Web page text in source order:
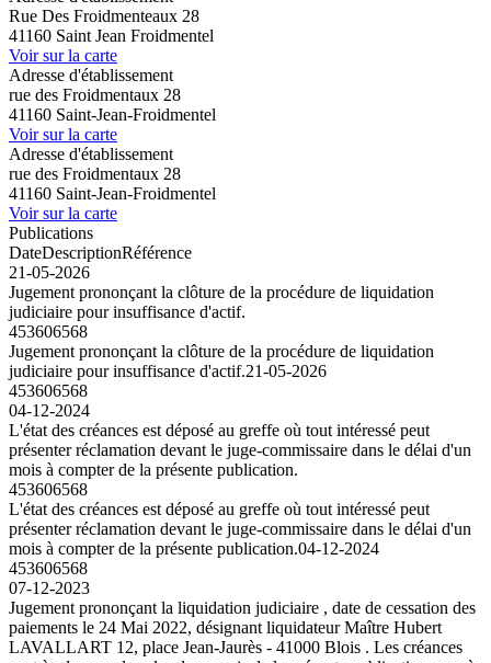
Rue Des Froidmenteaux 28
41160 Saint Jean Froidmentel
Voir sur la carte
Adresse d'établissement
rue des Froidmentaux 28
41160 Saint-Jean-Froidmentel
Voir sur la carte
Adresse d'établissement
rue des Froidmentaux 28
41160 Saint-Jean-Froidmentel
Voir sur la carte
Publications
DateDescriptionRéférence
21-05-2026
Jugement prononçant la clôture de la procédure de liquidation
judiciaire pour insuffisance d'actif.
453606568
Jugement prononçant la clôture de la procédure de liquidation
judiciaire pour insuffisance d'actif.21-05-2026
453606568
04-12-2024
L'état des créances est déposé au greffe où tout intéressé peut
présenter réclamation devant le juge-commissaire dans le délai d'un
mois à compter de la présente publication.
453606568
L'état des créances est déposé au greffe où tout intéressé peut
présenter réclamation devant le juge-commissaire dans le délai d'un
mois à compter de la présente publication.04-12-2024
453606568
07-12-2023
Jugement prononçant la liquidation judiciaire , date de cessation des
paiements le 24 Mai 2022, désignant liquidateur Maître Hubert
LAVALLART 12, place Jean-Jaurès - 41000 Blois . Les créances